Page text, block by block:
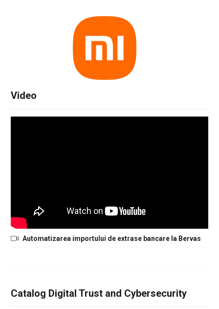
Video
Automatizarea importului de extrase bancare la Bervas
Catalog Digital Trust and Cybersecurity